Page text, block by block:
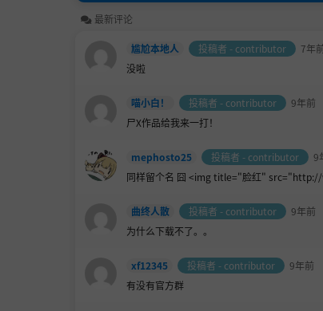
最新评论
尴尬本地人 投稿者 - contributor
7年
没啦
喵小白！ 投稿者 - contributor
9年前
尸X作品给我来一打！
mephosto25 投稿者 - contributor
9
同样留个名 囧 <img title="脸红"
曲终人散 投稿者 - contributor
9年前
为什么下载不了。。
xf12345 投稿者 - contributor
9年前
有没有官方群